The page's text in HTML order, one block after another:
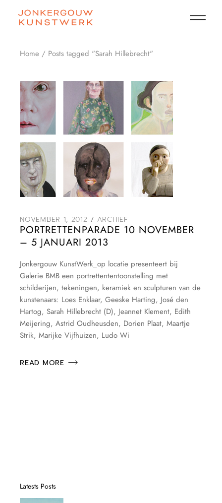
content
Home Posts tagged "Sarah Hillebrecht"
NOVEMBER 1, 2012 ARCHIEF
PORTRETTENPARADE 10 NOVEMBER
– 5 JANUARI 2013
Jonkergouw KunstWerk_op locatie presenteert bij
Galerie BMB een portrettententoonstelling met
schilderijen, tekeningen, keramiek en sculpturen van de
kunstenaars: Loes Enklaar, Geeske Harting, José den
Hartog, Sarah Hillebrecht (D), Jeannet Klement, Edith
Meijering, Astrid Oudheusden, Dorien Plaat, Maartje
Strik, Marijke Vijfhuizen, Ludo Wi
READ MORE
Latests Posts